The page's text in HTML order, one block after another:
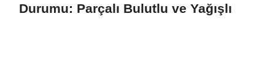
Durumu: Parçalı Bulutlu ve Yağışlı